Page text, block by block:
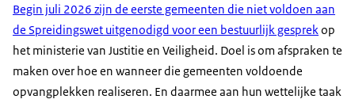
Begin juli 2026 zijn de eerste gemeenten die niet voldoen aan
de Spreidingswet uitgenodigd voor een bestuurlijk gesprekop
het ministerie van Justitie en Veiligheid. Doel is om afspraken te
maken over hoe en wanneer die gemeenten voldoende
opvangplekken realiseren. En daarmee aan hun wettelijke taak